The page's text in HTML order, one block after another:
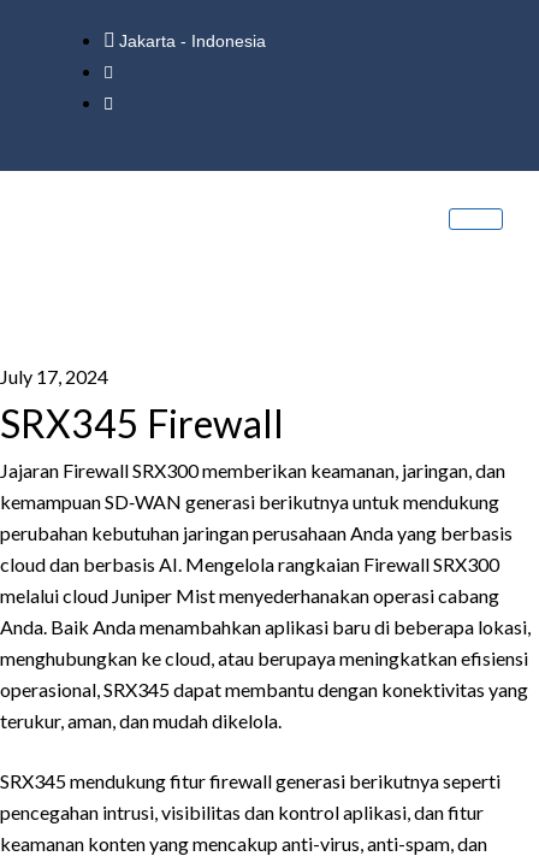
Jakarta - Indonesia
July 17, 2024
SRX345 Firewall
Jajaran Firewall SRX300 memberikan keamanan, jaringan, dan
kemampuan SD‑WAN generasi berikutnya untuk mendukung
perubahan kebutuhan jaringan perusahaan Anda yang berbasis
cloud dan berbasis AI. Mengelola rangkaian Firewall SRX300
melalui cloud Juniper Mist menyederhanakan operasi cabang
Anda. Baik Anda menambahkan aplikasi baru di beberapa lokasi,
menghubungkan ke cloud, atau berupaya meningkatkan efisiensi
operasional, SRX345 dapat membantu dengan konektivitas yang
terukur, aman, dan mudah dikelola.
SRX345 mendukung fitur firewall generasi berikutnya seperti
pencegahan intrusi, visibilitas dan kontrol aplikasi, dan fitur
keamanan konten yang mencakup anti-virus, anti-spam, dan